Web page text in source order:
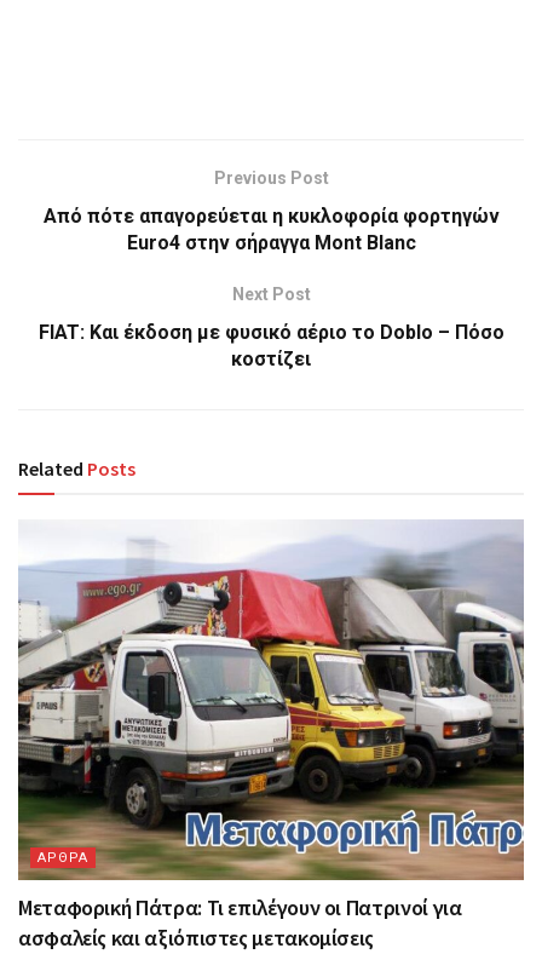
Previous Post
Από πότε απαγορεύεται η κυκλοφορία φορτηγών
Euro4 στην σήραγγα Mont Blanc
Next Post
FIAT: Kαι έκδοση με φυσικό αέριο το Doblo – Πόσο
κοστίζει
Related Posts
ΑΡΘΡΑ
Μεταφορική Πάτρα: Τι επιλέγουν οι Πατρινοί για
ασφαλείς και αξιόπιστες μετακομίσεις